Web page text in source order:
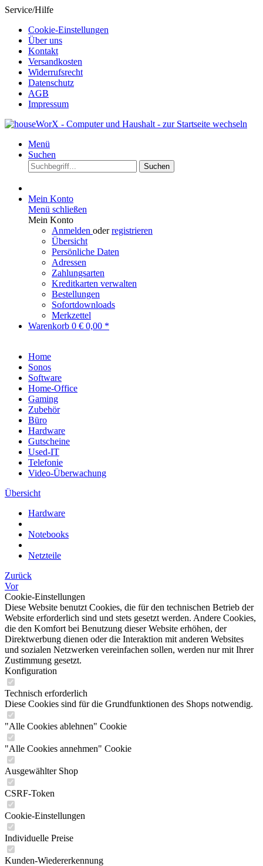
Service/Hilfe
Cookie-Einstellungen
Über uns
Kontakt
Versandkosten
Widerrufsrecht
Datenschutz
AGB
Impressum
Menü
Suchen
Suchen
Mein Konto
Menü schließen
Mein Konto
Anmelden oderregistrieren
Übersicht
Persönliche Daten
Adressen
Zahlungsarten
Kreditkarten verwalten
Bestellungen
Sofortdownloads
Merkzettel
Warenkorb 0 € 0,00 *
Home
Sonos
Software
Home-Office
Gaming
Zubehör
Büro
Hardware
Gutscheine
Used-IT
Telefonie
Video-Überwachung
Übersicht
Hardware
Notebooks
Netzteile
Zurück
Vor
Cookie-Einstellungen
Diese Website benutzt Cookies, die für den technischen Betrieb der
Website erforderlich sind und stets gesetzt werden. Andere Cookies,
die den Komfort bei Benutzung dieser Website erhöhen, der
Direktwerbung dienen oder die Interaktion mit anderen Websites
und sozialen Netzwerken vereinfachen sollen, werden nur mit Ihrer
Zustimmung gesetzt.
Konfiguration
Technisch erforderlich
Diese Cookies sind für die Grundfunktionen des Shops notwendig.
"Alle Cookies ablehnen" Cookie
"Alle Cookies annehmen" Cookie
Ausgewählter Shop
CSRF-Token
Cookie-Einstellungen
Individuelle Preise
Kunden-Wiedererkennung